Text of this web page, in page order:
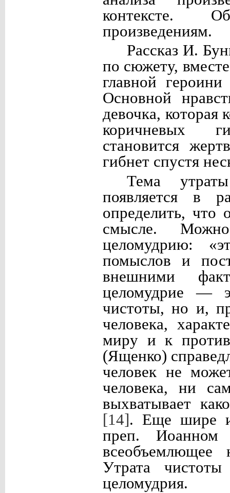
контексте.
произведениям.
Рассказ И.
по сюжету,
главной
Основной
девочка, которая
коричневых
становится
гибнет спустя
Тема
появляется в
определить, что
смысле.
целомудрию:
помыслов и
внешними
целомудрие —
чистоты, но и,
человека,
миру и к
(Ященко)
человек не
человека, ни
выхватывает
[14]. Еще шире и
преп. Иоанном
всеобъемлющее
Утрата
целомудрия.